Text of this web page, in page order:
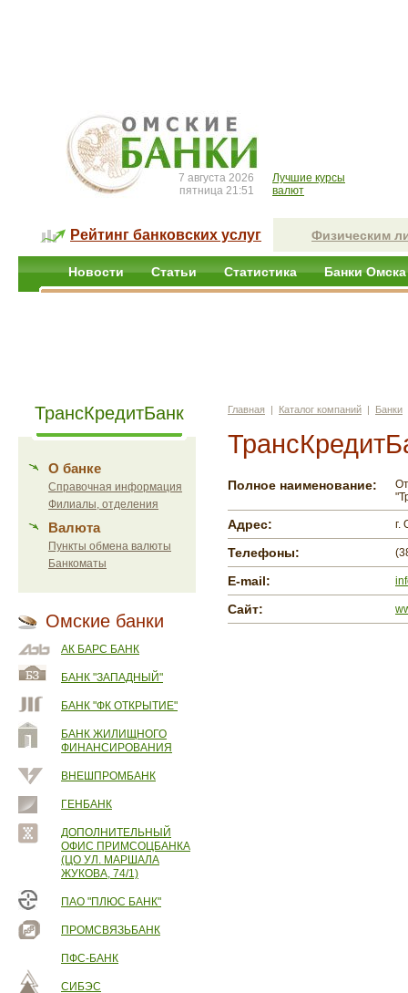
7 августа 2026
пятница 21:51
Лучшие курсы
валют
Рейтинг банковских услуг Физическим
Новости Статьи Статистика Банки Омска
ТрансКредитБанк
О банке
Справочная информация
Филиалы, отделения
Валюта
Пункты обмена валюты
Банкоматы
Омские банки
АК БАРС БАНК
БАНК "ЗАПАДНЫЙ"
БАНК "ФК ОТКРЫТИЕ"
БАНК ЖИЛИЩНОГО
ФИНАНСИРОВАНИЯ
ВНЕШПРОМБАНК
ГЕНБАНК
ДОПОЛНИТЕЛЬНЫЙ
ОФИС ПРИМСОЦБАНКА
(ЦО УЛ. МАРШАЛА
ЖУКОВА, 74/1)
ПАО "ПЛЮС БАНК"
ПРОМСВЯЗЬБАНК
ПФС-БАНК
СИБЭС
Главная | Каталог компаний | Банки
Полное наименование:
Адрес: г.
Телефоны:
E-mail:
Сайт: